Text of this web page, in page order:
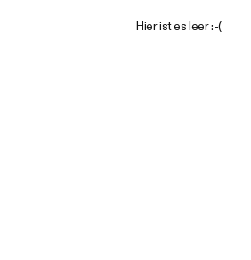
Hier ist es leer :-(